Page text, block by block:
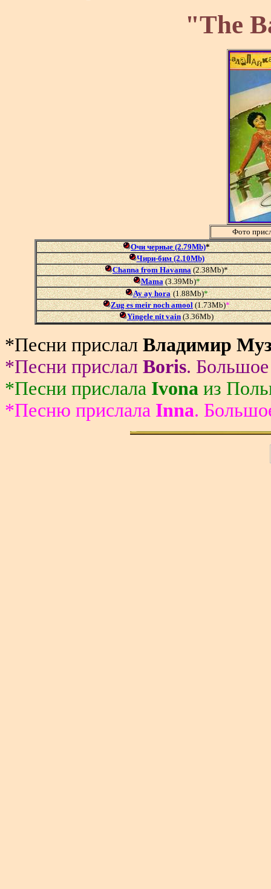
"The
Фото
Очи черные (2.79Mb)*
Чири-бим (2.10Mb)
Channa from Havanna(2.38Mb)*
Mama(3.39Mb)*
Ay ay hora (1.88Mb)*
Zug es meir noch amool (1.73Mb)*
Yingele nit vain(3.36Mb)
*Песни прислал Владимир
*Песни прислал Boris.
*Песни прислала Ivona из
*Песню прислала Inna.